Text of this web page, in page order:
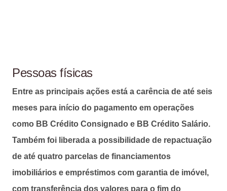
Pessoas físicas
Entre as principais ações está a carência de até seis
meses para início do pagamento em operações
como BB Crédito Consignado e BB Crédito Salário.
Também foi liberada a possibilidade de repactuação
de até quatro parcelas de financiamentos
imobiliários e empréstimos com garantia de imóvel,
com transferência dos valores para o fim do